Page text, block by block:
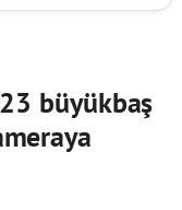
büyükbaş